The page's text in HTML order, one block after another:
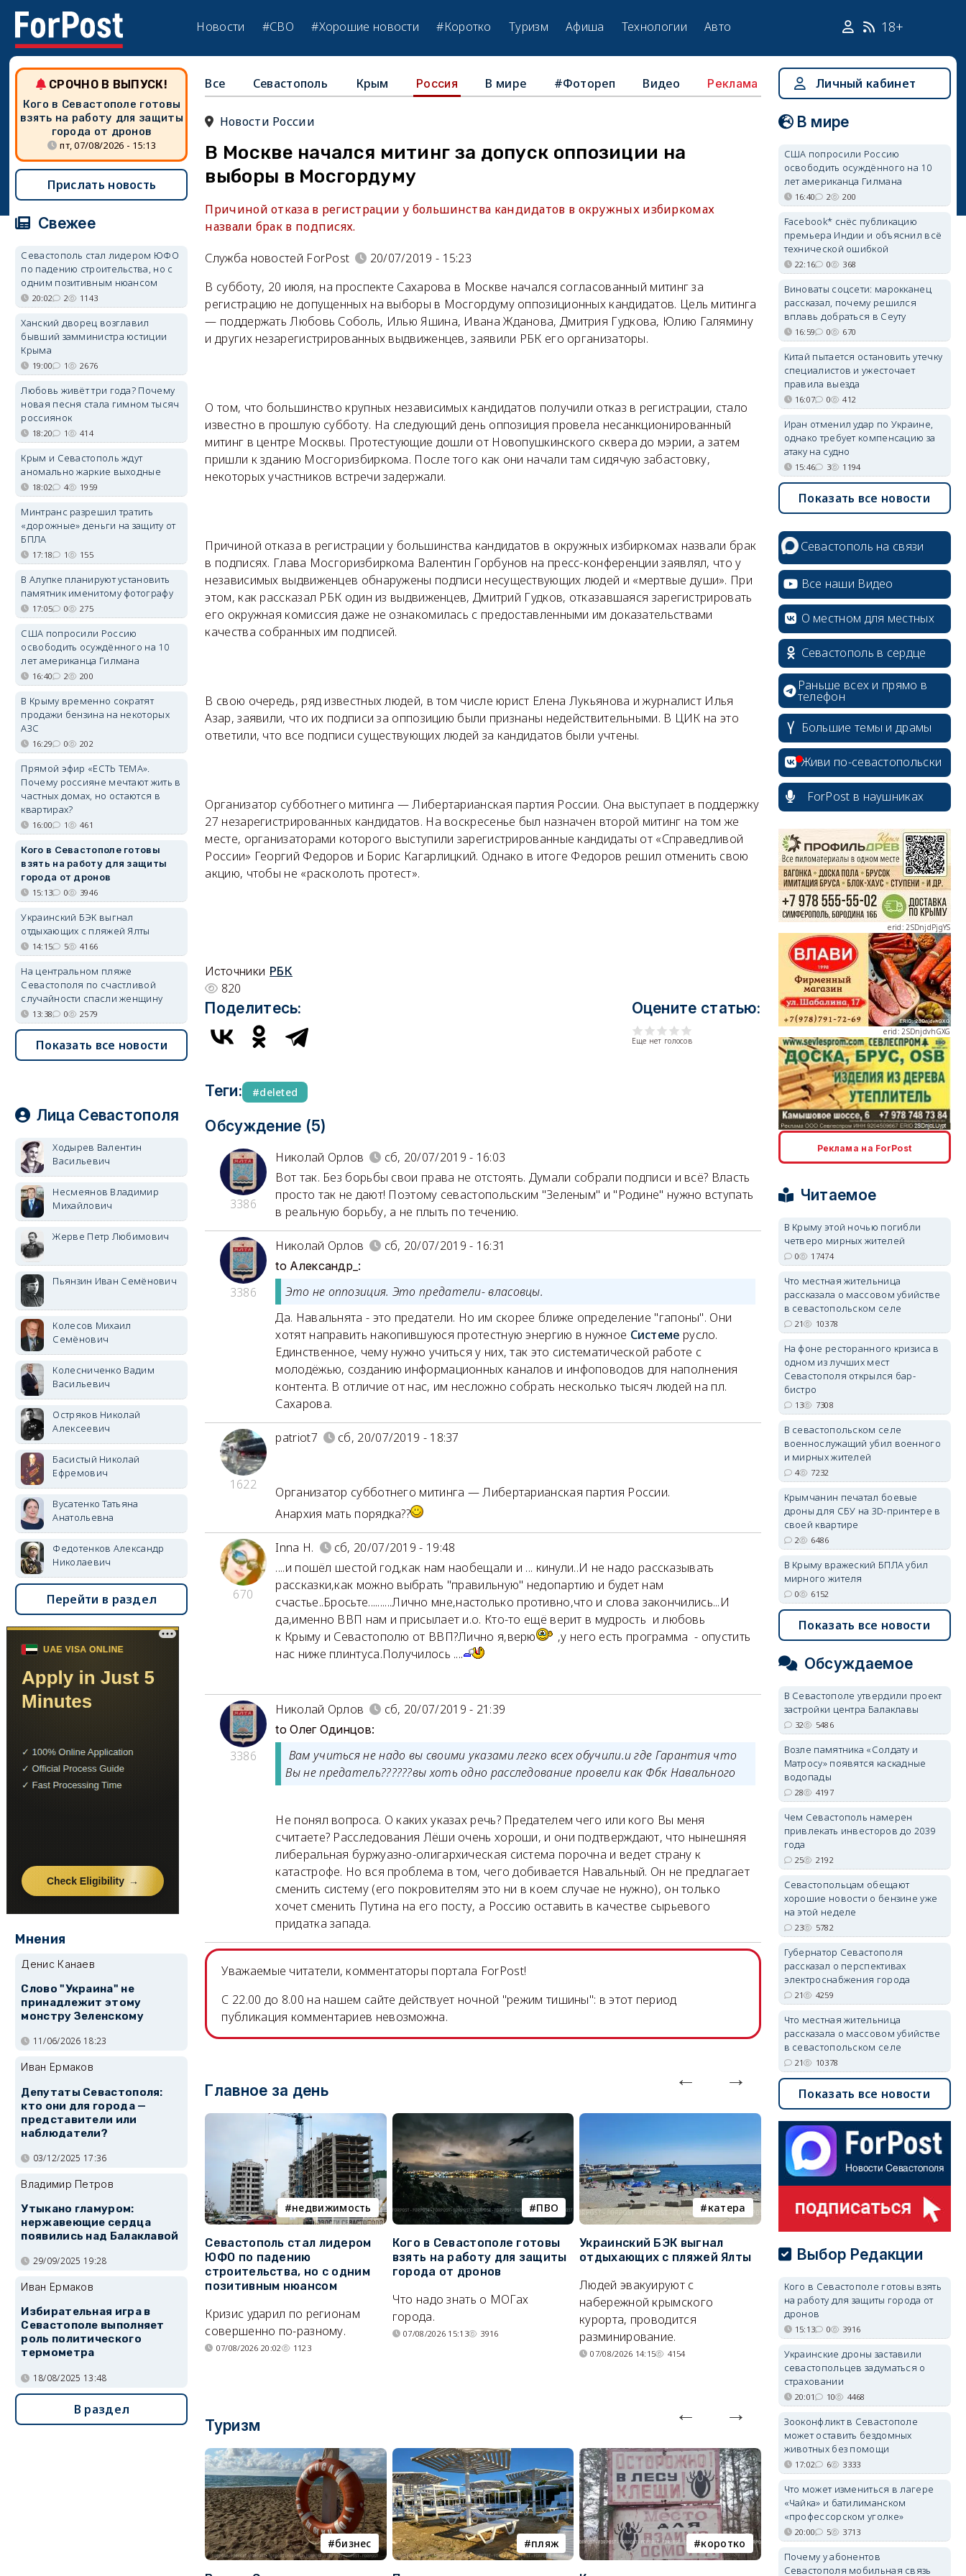
Новости #СВО #Хорошие новости #Коротко Туризм Афиша Технологии Авто 18+
Все Севастополь Крым Россия В мире #Фотореп Видео Реклама
Новости России
В Москве начался митинг за допуск оппозиции на
выборы в Мосгордуму
Причиной отказа в регистрации у большинства кандидатов в окружных избиркомах
назвали брак в подписях.
Служба новостей ForPost
20/07/2019 - 15:23
В субботу, 20 июля, на проспекте Сахарова в Москве начался согласованный митинг за
регистрацию не допущенных на выборы в Мосгордуму оппозиционных кандидатов. Цель митинга
— поддержать Любовь Соболь, Илью Яшина, Ивана Жданова, Дмитрия Гудкова, Юлию Галямину
и других незарегистрированных выдвиженцев, заявили РБК его организаторы.
О том, что большинство крупных независимых кандидатов получили отказ в регистрации, стало
известно в прошлую субботу. На следующий день оппозиция провела несанкционированный
митинг в центре Москвы. Протестующие дошли от Новопушкинского сквера до мэрии, а затем
пришли к зданию Мосгоризбиркома. После того как они начали там сидячую забастовку,
некоторых участников встречи задержали.
Причиной отказа в регистрации у большинства кандидатов в окружных избиркомах назвали брак
в подписях. Глава Мосгоризбиркома Валентин Горбунов на пресс-конференции заявлял, что у
независимых выдвиженцев обнаружены подписи несуществующих людей и «мертвые души». При
этом, как рассказал РБК один из выдвиженцев, Дмитрий Гудков, отказавшаяся зарегистрировать
его окружная комиссия даже не ознакомилась с предоставленными им доказательствами
качества собранных им подписей.
В свою очередь, ряд известных людей, в том числе юрист Елена Лукьянова и журналист Илья
Азар, заявили, что их подписи за оппозицию были признаны недействительными. В ЦИК на это
ответили, что все подписи существующих людей за кандидатов были учтены.
Организатор субботнего митинга — Либертарианская партия России. Она выступает в поддержку
27 незарегистрированных кандидатов. На воскресенье был назначен второй митинг на том же
месте, организаторами которого выступили зарегистрированные кандидаты от «Справедливой
России» Георгий Федоров и Борис Кагарлицкий. Однако в итоге Федоров решил отменить свою
акцию, чтобы не «расколоть протест».
Источники РБК
820
Поделитесь: Оцените статью:
Еще нет голосов
Теги: deleted
Обсуждение (5)
3386
Николай Орлов
сб, 20/07/2019 - 16:03
Вот так. Без борьбы свои права не отстоять. Думали собрали подписи и всё? Власть
просто так не дают! Поэтому севастопольским "Зеленым" и "Родине" нужно вступать
в реальную борьбу, а не плыть по течению.
3386
Николай Орлов сб, 20/07/2019 - 16:31
to Александр_:
Это не оппозиция. Это предатели- власовцы.
Да. Навальнята - это предатели. Но им скорее ближе определение "гапоны". Они
хотят направить накопившуюся протестную энергию в нужное Системе русло.
Единственное, чему нужно учиться у них, так это систематической работе с
молодёжью, созданию информационных каналов и инфоповодов для наполнения
контента. В отличие от нас, им несложно собрать несколько тысяч людей на пл.
Сахарова.
1622
patriot7 сб, 20/07/2019 - 18:37
Организатор субботнего митинга — Либертарианская партия России.
Анархия мать порядка??
670
Inna H.
сб, 20/07/2019 - 19:48
....и пошёл шестой год,как нам наобещали и ... кинули..И не надо рассказывать
рассказки,как можно выбрать "правильную" недопартию и будет нам
счастье..Бросьте..........Лично мне,настолько противно,что и слова закончились...И
да,именно ВВП нам и присылает и.о. Кто-то ещё верит в мудрость и любовь
к Крыму и Севастополю от ВВП?Лично я,верю
,у него есть программа - опустить
нас ниже плинтуса.Получилось ....
3386
Николай Орлов сб, 20/07/2019 - 21:39
to Олег Одинцов:
Вам учиться не надо вы своими указами легко всех обучили.и где Гарантия что
Вы не предатель??????вы хоть одно расследование провели как Фбк Навального
Не понял вопроса. О каких указах речь? Предателем чего или кого Вы меня
считаете? Расследования Лёши очень хороши, и они подтверждают, что нынешняя
либеральная буржуазно-олигархическая система порочна и ведет страну к
катастрофе. Но вся проблема в том, чего добивается Навальный. Он не предлагает
сменить систему (его покровителям это ни в коем случае не нужно), он только
хочет сменить Путина на его посту, а Россию оставить в качестве сырьевого
придатка запада.
Уважаемые читатели, комментаторы портала ForPost!
C 22.00 до 8.00 на нашем сайте действует ночной "режим тишины": в этот период
публикация комментариев невозможна.
Главное за день
недвижимость
Севастополь стал лидером
ЮФО по падению
строительства, но с одним
позитивным нюансом
Кризис ударил по регионам
совершенно по-разному.
07/08/2026 20:02 1123
ПВО
Кого в Севастополе готовы
взять на работу для защиты
города от дронов
Что надо знать о МОГах
города.
07/08/2026 15:13 3916
катера
Украинский БЭК выгнал
отдыхающих с пляжей Ялты
Людей эвакуируют с
набережной крымского
курорта, проводится
разминирование.
07/08/2026 14:15 4154
электроснабжение
рассказал о перспективах
Энергетики, подчеркнул он,
делают практически
невозможное.
07/08/2026 10:13 4259
Туризм
бизнес пляж коротко Балаклава
СРОЧНО В ВЫПУСК!
Кого в Севастополе готовы
взять на работу для защиты
города от дронов
пт, 07/08/2026 - 15:13
Прислать новость
Свежее
Севастополь стал лидером ЮФО
по падению строительства, но с
одним позитивным нюансом
20:02 2 1143
Ханский дворец возглавил
бывший замминистра юстиции
Крыма
19:00 1 2676
Любовь живёт три года? Почему
новая песня стала гимном тысяч
россиянок
18:20 1 414
Крым и Севастополь ждут
аномально жаркие выходные
18:02 4 1959
Минтранс разрешил тратить
«дорожные» деньги на защиту от
БПЛА
17:18 1 155
В Алупке планируют установить
памятник именитому фотографу
17:05 0 275
США попросили Россию
освободить осуждённого на 10
лет американца Гилмана
16:40 2 200
В Крыму временно сократят
продажи бензина на некоторых
АЗС
16:29 0 202
Прямой эфир «ЕСТЬ ТЕМА».
Почему россияне мечтают жить в
частных домах, но остаются в
квартирах?
16:00 1 461
Кого в Севастополе готовы
взять на работу для защиты
города от дронов
15:13 0 3946
Украинский БЭК выгнал
отдыхающих с пляжей Ялты
14:15 5 4166
На центральном пляже
Севастополя по счастливой
случайности спасли женщину
13:38 0 2579
Показать все новости
Лица Севастополя
Ходырев Валентин
Васильевич
Несмеянов Владимир
Михайлович
Жерве Петр Любимович
Пьянзин Иван Семёнович
Колесов Михаил
Семёнович
Колесниченко Вадим
Васильевич
Остряков Николай
Алексеевич
Басистый Николай
Ефремович
Вусатенко Татьяна
Анатольевна
Федотенков Александр
Николаевич
Перейти в раздел
Мнения
Денис Канаев
Слово "Украина" не
принадлежит этому
монстру Зеленскому
11/06/2026 18:23
Иван Ермаков
Депутаты Севастополя:
кто они для города —
представители или
наблюдатели?
03/12/2025 17:36
Владимир Петров
Утыкано гламуром:
нержавеющие сердца
появились над Балаклавой
29/09/2025 19:28
Иван Ермаков
Избирательная игра в
Севастополе выполняет
роль политического
термометра
18/08/2025 13:48
В раздел
Личный кабинет
В мире
США попросили Россию
освободить осуждённого на 10
лет американца Гилмана
16:40 2 200
Facebook* снёс публикацию
премьера Индии и объяснил всё
технической ошибкой
22:16 0 368
Виноваты соцсети: марокканец
рассказал, почему решился
вплавь добраться в Сеуту
16:59 0 670
Китай пытается остановить утечку
специалистов и ужесточает
правила выезда
16:07 0 412
Иран отменил удар по Украине,
однако требует компенсацию за
атаку на судно
15:46 3 1194
Показать все новости
Севастополь на связи
Все наши Видео
О местном для местных
Севастополь в сердце
Раньше всех и прямо в
телефон
Большие темы и драмы
Живи по-севастопольски
ForPost в наушниках
erid: 2SDnjdPjgYS
erid: 2SDnjdvhGXG
erid: 2SDnjcLUypt
erid: 2SDnjcrDNw6
erid: 2SDnjdvhGXG
Реклама на ForPost
Читаемое
В Крыму этой ночью погибли
четверо мирных жителей
0 17474
Что местная жительница
рассказала о массовом убийстве
в севастопольском селе
21 10378
На фоне ресторанного кризиса в
одном из лучших мест
Севастополя открылся бар-
бистро
13 7308
В севастопольском селе
военнослужащий убил военного
и мирных жителей
4 7232
Крымчанин печатал боевые
дроны для СБУ на 3D-принтере в
своей квартире
2 6486
В Крыму вражеский БПЛА убил
мирного жителя
0 6152
Показать все новости
Обсуждаемое
В Севастополе утвердили проект
застройки центра Балаклавы
32 5486
Возле памятника «Солдату и
Матросу» появятся каскадные
водопады
28 4197
Чем Севастополь намерен
привлекать инвесторов до 2039
года
25 2192
Севастопольцам обещают
хорошие новости о бензине уже
на этой неделе
23 5782
Губернатор Севастополя
рассказал о перспективах
электроснабжения города
21 4259
Что местная жительница
рассказала о массовом убийстве
в севастопольском селе
21 10378
Показать все новости
Выбор Редакции
Кого в Севастополе готовы взять
на работу для защиты города от
дронов
15:13 0 3916
Украинские дроны заставили
севастопольцев задуматься о
страховании
20:01 10 4468
Зооконфликт в Севастополе
может оставить бездомных
животных без помощи
17:02 6 3333
Что может измениться в лагере
«Чайка» и батилиманском
«профессорском уголке»
20:00 5 3713
Почему у абонентов
Севастополя мобильная связь